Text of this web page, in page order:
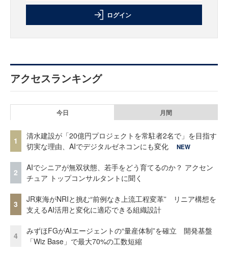
ログイン
アクセスランキング
今日 月間
1
清水建設が「20億円プロジェクトを常駐者2名で」を目指す
切実な理由、AIでデジタルゼネコンにも変化
NEW
2
AIでシニアが無双状態、若手をどう育てるのか？ アクセン
チュア トップコンサルタントに聞く
3
JR東海がNRIと挑む“前例なき上流工程変革” リニア構想を
支えるAI活用と変化に適応できる組織設計
4
みずほFGがAIエージェントの“量産体制”を確立 開発基盤
「Wiz Base」で最大70%の工数短縮